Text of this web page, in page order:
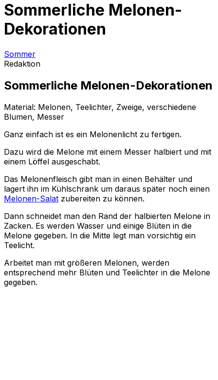
Sommerliche Melonen-
Dekorationen
Sommer
Redaktion
Sommerliche Melonen-Dekorationen
Material: Melonen, Teelichter, Zweige, verschiedene
Blumen, Messer
Ganz einfach ist es ein Melonenlicht zu fertigen.
Dazu wird die Melone mit einem Messer halbiert und mit
einem Löffel ausgeschabt.
Das Melonenfleisch gibt man in einen Behälter und
lagert ihn im Kühlschrank um daraus später noch einen
Melonen-Salat zubereiten zu können.
Dann schneidet man den Rand der halbierten Melone in
Zacken. Es werden Wasser und einige Blüten in die
Melone gegeben. In die Mitte legt man vorsichtig ein
Teelicht.
Arbeitet man mit größeren Melonen, werden
entsprechend mehr Blüten und Teelichter in die Melone
gegeben.